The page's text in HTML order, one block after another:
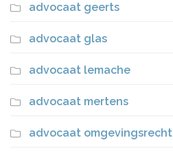
advocaat geerts
advocaat glas
advocaat lemache
advocaat mertens
advocaat omgevingsrecht